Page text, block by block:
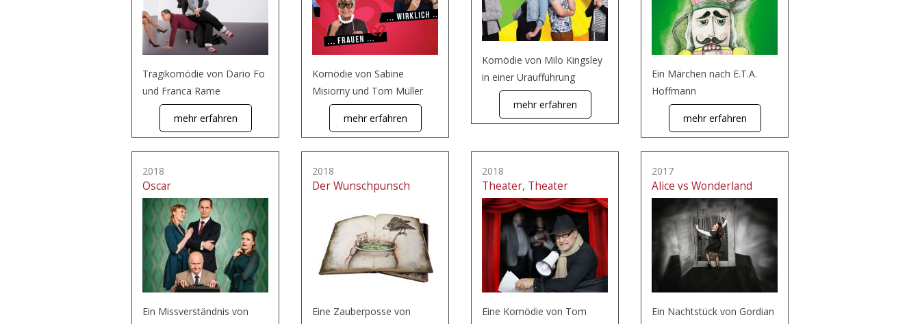
Tragikomödie von Dario Fo
und Franca Rame
mehr erfahren
Komödie von Sabine
Misiorny und Tom Müller
mehr erfahren
Komödie von Milo Kingsley
in einer Uraufführung
mehr erfahren
Ein Märchen nach E.T.A.
Hoffmann
mehr erfahren
2018
Oscar
Ein Missverständnis von
2018
Der Wunschpunsch
Eine Zauberposse von
2018
Theater, Theater
Eine Komödie von Tom
2017
Alice vs Wonderland
Ein Nachtstück von Gordian